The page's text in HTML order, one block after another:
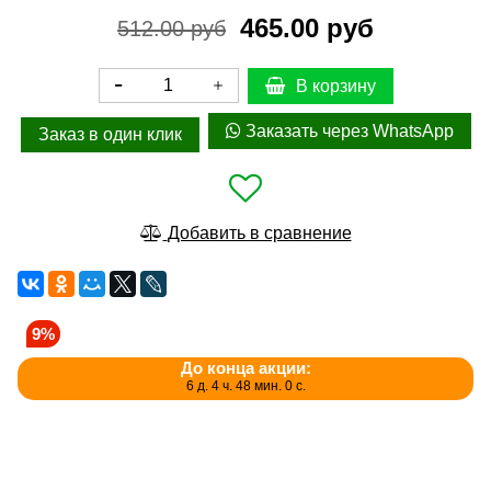
512.00 руб 465.00 руб
В корзину
Заказ в один клик Заказать через WhatsApp
Добавить в сравнение
9%
До конца акции:
6 д. 4 ч. 48 мин. 0 с.